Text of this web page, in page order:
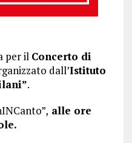
per il Concerto di
dall’Istituto
.
alle ore